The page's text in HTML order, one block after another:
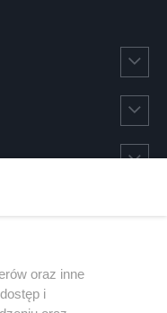
oraz inne
i